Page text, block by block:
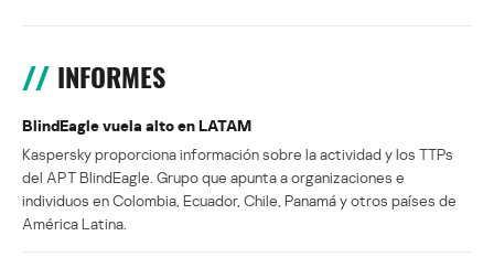
INFORMES
BlindEagle vuela alto en LATAM
Kaspersky proporciona información sobre la actividad y los TTPs
del APT BlindEagle. Grupo que apunta a organizaciones e
individuos en Colombia, Ecuador, Chile, Panamá y otros países de
América Latina.